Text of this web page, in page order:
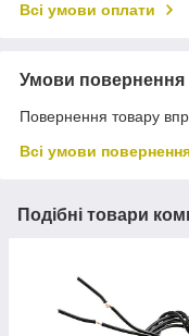
Всі умови оплати
Умови повернення
Повернення товару
Всі умови
Подібні товари